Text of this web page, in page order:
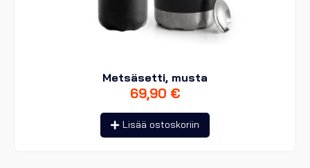
Metsäsetti, musta
69,90 €
Lisää ostoskoriin